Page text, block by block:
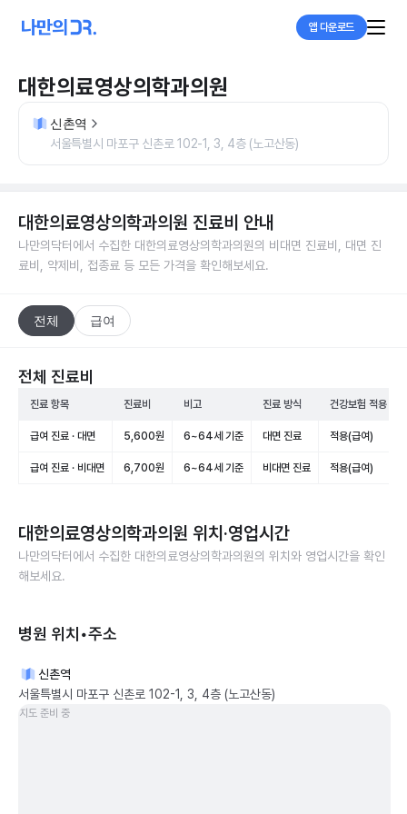
앱 다운로드
대한의료영상의학과의원
신촌역
서울특별시 마포구 신촌로 102-1, 3, 4층 (노고산동)
대한의료영상의학과의원 진료비 안내
나만의닥터에서 수집한 대한의료영상의학과의원의 비대면 진료비, 대면 진
료비, 약제비, 접종료 등 모든 가격을 확인해보세요.
전체 급여
전체 진료비
진료 항목 진료비 비고 진료 방식 건강보험 적용
급여 진료 · 대면 5,600원 6~64세 기준 대면 진료 적용(급여)
급여 진료 · 비대면 6,700원 6~64세 기준 비대면 진료 적용(급여)
대한의료영상의학과의원 위치·영업시간
나만의닥터에서 수집한 대한의료영상의학과의원의 위치와 영업시간을 확인
해보세요.
병원 위치•주소
신촌역
서울특별시 마포구 신촌로 102-1, 3, 4층 (노고산동)
지도 준비 중